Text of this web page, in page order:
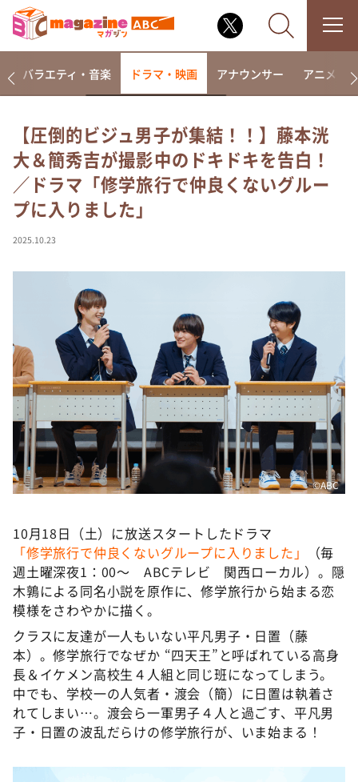
なるみ・岡村の過ぎるTV
相席食堂
これ余談なんですけど・・・
～人生密着トークバラエティ！～ やすとものいたっ
て真剣です
探偵！ナイトスクープ
news おかえり
河合＆A.B.C-Z塚田×福井アナ「なんでやねん！？」
（news おかえり）
DAIGOも台所 ～きょうの献立 何にする？～
本日はダイアンなり！シーズン２
朝だ！生です旅サラダ
教えて！ニュースライブ 正義のミカタ
ＬＩＦＥ～夢のカタチ～
ポツンと一軒家
ザキ山小屋本館
ぺこぱのまるスポ
アナ回覧板
バラエティ・音楽 ドラマ・映画 アナウンサー アニメ・
【圧倒的ビジュ男子が集結！！】藤本洸
大＆簡秀吉が撮影中のドキドキを告白！
／ドラマ「修学旅行で仲良くないグルー
プに入りました」
2025.10.23
©ABC
10月18日（土）に放送スタートしたドラマ
「修学旅行で仲良くないグループに入りました」
（毎
週土曜深夜1：00～ ABCテレビ 関西ローカル）。隠
木鶉による同名小説を原作に、修学旅行から始まる恋
模様をさわやかに描く。
クラスに友達が一人もいない平凡男子・日置（藤
本）。修学旅行でなぜか “四天王”と呼ばれている高身
長＆イケメン高校生４人組と同じ班になってしまう。
中でも、学校一の人気者・渡会（簡）に日置は執着さ
れてしまい…。渡会ら一軍男子４人と過ごす、平凡男
子・日置の波乱だらけの修学旅行が、いま始まる！